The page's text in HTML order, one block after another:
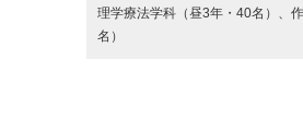
理学療法学科（昼3年・40名）、
名）